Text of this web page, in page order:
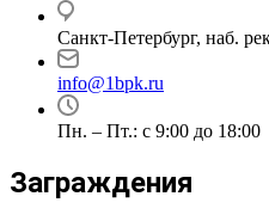
Санкт-Петербург, наб.
info@1bpk.ru
Пн. – Пт.: с 9:00 до 18:00
Заграждения